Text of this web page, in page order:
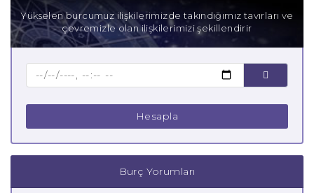
Anne Koç Burcu
Baba Koç Burcu
Yükselen burcumuz ilişkilerimizde takındığımız tavırları ve
çevremizle olan ilişkilerimizi şekillendirir
Hesapla
Burç Yorumları